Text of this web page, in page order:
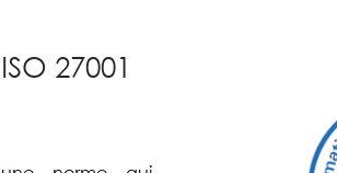
27001